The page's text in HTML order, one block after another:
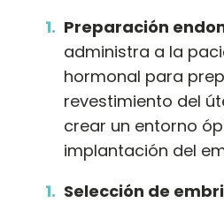
Preparación
administra a la
hormonal para
revestimiento del
crear un entorno
implantación del
Selección de